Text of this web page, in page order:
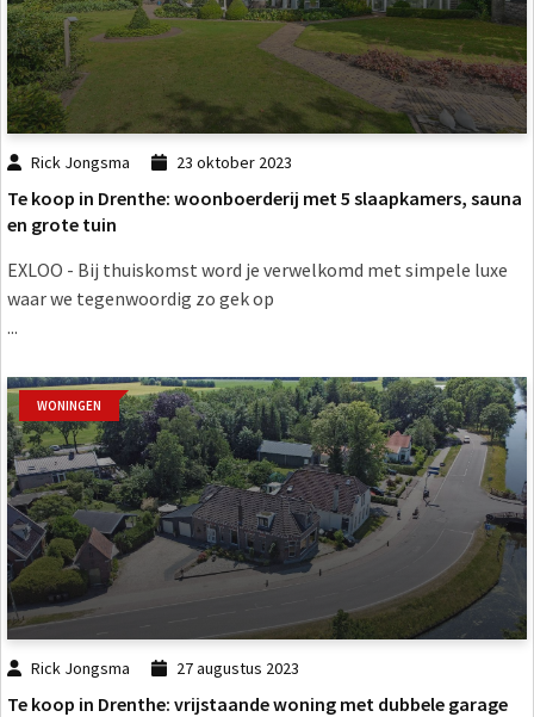
Rick Jongsma 23 oktober 2023
Te koop in Drenthe: woonboerderij met 5 slaapkamers, sauna
en grote tuin
EXLOO - Bij thuiskomst word je verwelkomd met simpele luxe
waar we tegenwoordig zo gek op
...
WONINGEN
Rick Jongsma 27 augustus 2023
Te koop in Drenthe: vrijstaande woning met dubbele garage